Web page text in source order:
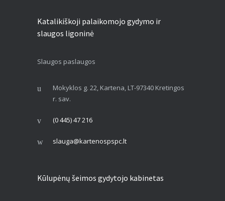
Katalikiškoji palaikomojo gydymo ir
slaugos ligoninė
Slaugos paslaugos
Mokyklos g. 22, Kartena, LT-97340 Kretingos
r. sav.
(0 445) 47 216
slauga@kartenospspc.lt
Kūlupėnų šeimos gydytojo kabinetas